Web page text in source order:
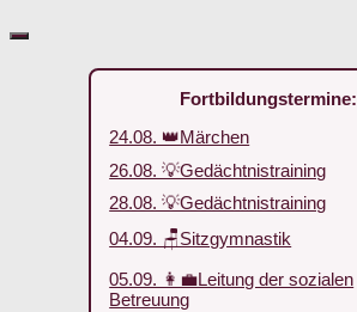
Fortbildungstermine:
24.08. 👑Märchen
26.08. 💡Gedächtnistraining
28.08. 💡Gedächtnistraining
04.09. 🪑Sitzgymnastik
05.09. 👩‍💼Leitung der sozialen
Betreuung